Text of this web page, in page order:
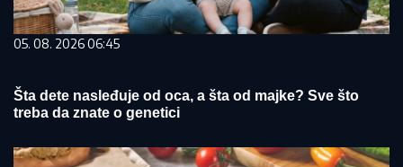
05. 08. 2026 06:45
Šta dete nasleđuje od oca, a šta od majke? Sve što
treba da znate o genetici